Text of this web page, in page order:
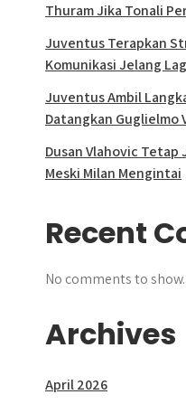
Thuram Jika Tonali
Juventus Terapkan
Komunikasi Jelang
Juventus Ambil
Datangkan Guglielmo
Dusan Vlahovic
Meski Milan Mengintai
Recent
No comments to show.
Archives
April 2026